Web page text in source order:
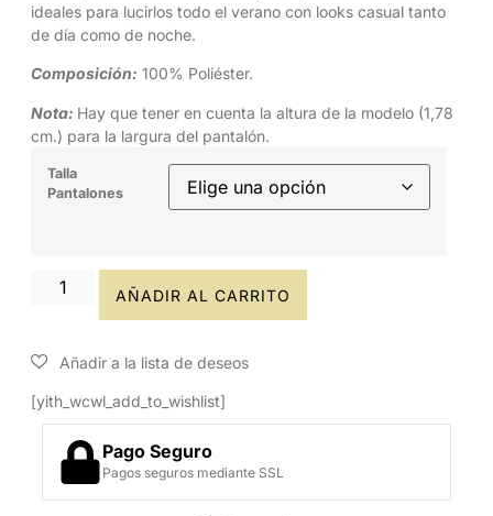
ideales para lucirlos todo el verano con looks casual tanto
de día como de noche.
Composición: 100% Poliéster.
Nota: Hay que tener en cuenta la altura de la modelo (1,78
cm.) para la largura del pantalón.
Talla
Pantalones
AÑADIR AL CARRITO
[yith_wcwl_add_to_wishlist]
Pago Seguro
Pagos seguros mediante SSL